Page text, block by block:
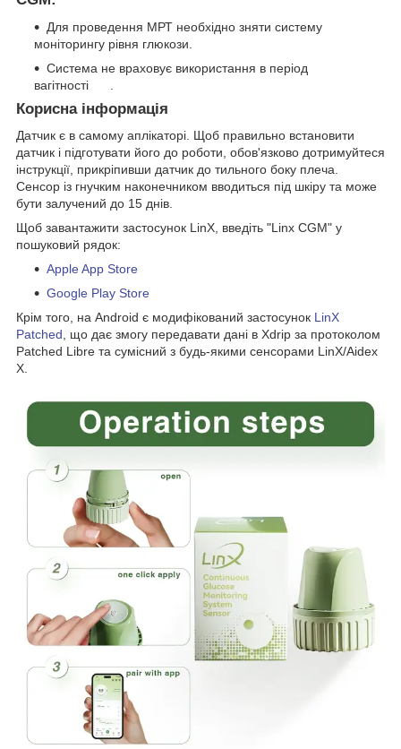
Для проведення МРТ необхідно зняти систему
моніторингу рівня глюкози.
Система не враховує використання в період
вагітності .
Корисна інформація
Датчик є в самому аплікаторі. Щоб правильно встановити
датчик і підготувати його до роботи, обов'язково дотримуйтеся
інструкції, прикріпивши датчик до тильного боку плеча.
Сенсор із гнучким наконечником вводиться під шкіру та може
бути залучений до 15 днів.
Щоб завантажити застосунок LinX, введіть "Linx CGM" у
пошуковий рядок:
Apple App Store
Google Play Store
Крім того, на Android є модифікований застосунок LinX
Patched, що дає змогу передавати дані в Xdrip за протоколом
Patched Libre та сумісний з будь-якими сенсорами LinX/Aidex
X.